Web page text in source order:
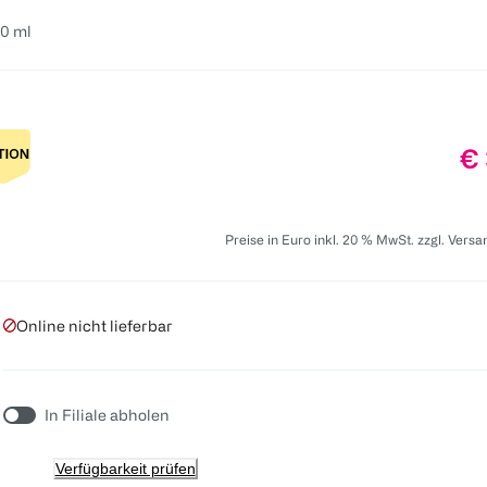
ml
€
Preise in Euro inkl. 20 % MwSt. zzgl.
Online nicht lieferbar
In Filiale abholen
Verfügbarkeit prüfen